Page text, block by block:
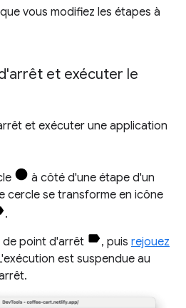
vous modifiez les étapes à
et exécuter le
et exécuter une application
à côté d'une étape d'un
cercle se transforme en icône
.
de point d'arrêt
, puis rejouez
est suspendue au